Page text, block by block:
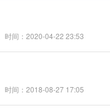
时间：2020-04-22 23:53
时间：2018-08-27 17:05